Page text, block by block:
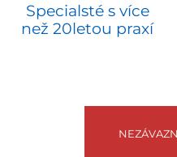
Specialsté s více
než 20letou praxí